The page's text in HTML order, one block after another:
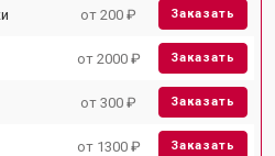
от 200 ₽ Заказать
от 2000 ₽ Заказать
от 300 ₽ Заказать
от 1300 ₽ Заказать